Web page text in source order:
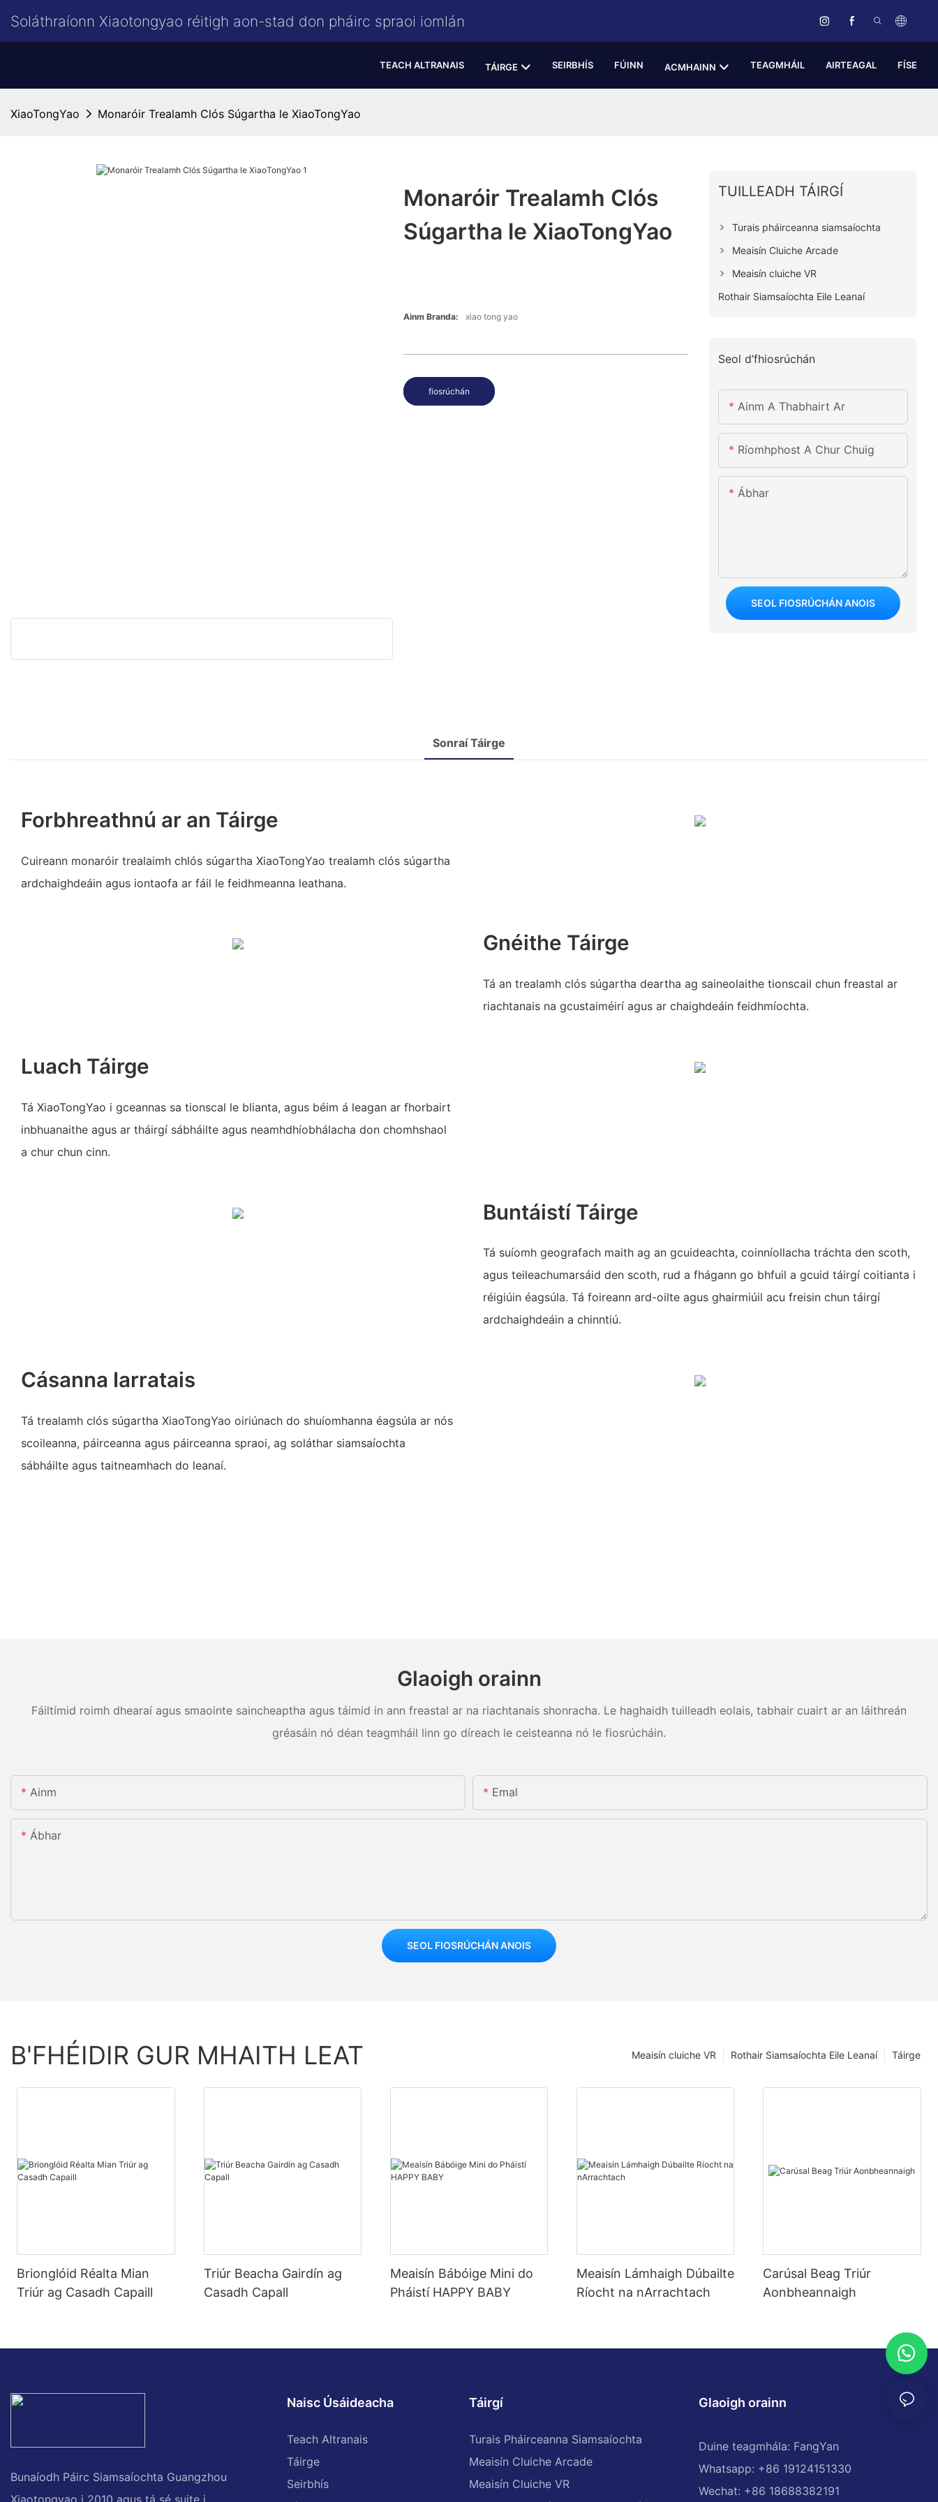
Soláthraíonn Xiaotongyao réitigh aon-stad don pháirc spraoi iomlán
TEACH ALTRANAIS TÁIRGE SEIRBHÍS FÚINN ACMHAINN TEAGMHÁIL AIRTEAGAL FÍSE
XiaoTongYao Monaróir Trealamh Clós Súgartha le XiaoTongYao
Monaróir Trealamh Clós
Súgartha le XiaoTongYao
Ainm Branda: xiao tong yao
fiosrúchán
TUILLEADH TÁIRGÍ
Turais pháirceanna siamsaíochta
Meaisín Cluiche Arcade
Meaisín cluiche VR
Rothair Siamsaíochta Eile Leanaí
Seol d’fhiosrúchán
Ainm A Thabhairt Ar
Ríomhphost A Chur Chuig
Ábhar
SEOL FIOSRÚCHÁN ANOIS
Sonraí Táirge
Forbhreathnú ar an Táirge
Cuireann monaróir trealaimh chlós súgartha XiaoTongYao trealamh clós súgartha
ardchaighdeáin agus iontaofa ar fáil le feidhmeanna leathana.
Gnéithe Táirge
Tá an trealamh clós súgartha deartha ag saineolaithe tionscail chun freastal ar
riachtanais na gcustaiméirí agus ar chaighdeáin feidhmíochta.
Luach Táirge
Tá XiaoTongYao i gceannas sa tionscal le blianta, agus béim á leagan ar fhorbairt
inbhuanaithe agus ar tháirgí sábháilte agus neamhdhíobhálacha don chomhshaol
a chur chun cinn.
Buntáistí Táirge
Tá suíomh geografach maith ag an gcuideachta, coinníollacha tráchta den scoth,
agus teileachumarsáid den scoth, rud a fhágann go bhfuil a gcuid táirgí coitianta i
réigiúin éagsúla. Tá foireann ard-oilte agus ghairmiúil acu freisin chun táirgí
ardchaighdeáin a chinntiú.
Cásanna Iarratais
Tá trealamh clós súgartha XiaoTongYao oiriúnach do shuíomhanna éagsúla ar nós
scoileanna, páirceanna agus páirceanna spraoi, ag soláthar siamsaíochta
sábháilte agus taitneamhach do leanaí.
Glaoigh orainn
Fáiltímid roimh dhearaí agus smaointe saincheaptha agus táimid in ann freastal ar na riachtanais shonracha. Le haghaidh tuilleadh eolais, tabhair cuairt ar an láithreán
gréasáin nó déan teagmháil linn go díreach le ceisteanna nó le fiosrúcháin.
Ainm Emal
Ábhar
SEOL FIOSRÚCHÁN ANOIS
B'FHÉIDIR GUR MHAITH LEAT Táirge
Rothair Siamsaíochta Eile Leanaí
Meaisín cluiche VR
Brionglóid Réalta Mian
Triúr ag Casadh Capaill
Triúr Beacha Gairdín ag
Casadh Capall
Meaisín Bábóige Mini do
Pháistí HAPPY BABY
Meaisín Lámhaigh Dúbailte
Ríocht na nArrachtach
Carúsal Beag Triúr
Aonbheannaigh
Bunaíodh Páirc Siamsaíochta Guangzhou
Naisc Úsáideacha
Teach Altranais
Táirge
Seirbhís
Táirgí
Turais Pháirceanna Siamsaíochta
Meaisín Cluiche Arcade
Meaisín Cluiche VR
Glaoigh orainn
Duine teagmhála: FangYan
Whatsapp: +86 19124151330
Wechat: +86 18688382191